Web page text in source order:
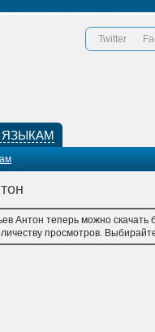
Twitter
Антон теперь можно
просмотров.